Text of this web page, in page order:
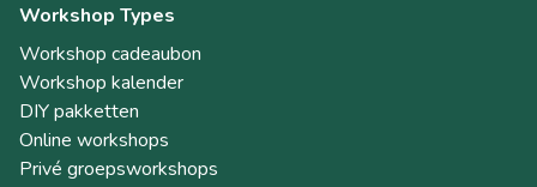
Workshop Types
Workshop cadeaubon
Workshop kalender
DIY pakketten
Online workshops
Privé groepsworkshops